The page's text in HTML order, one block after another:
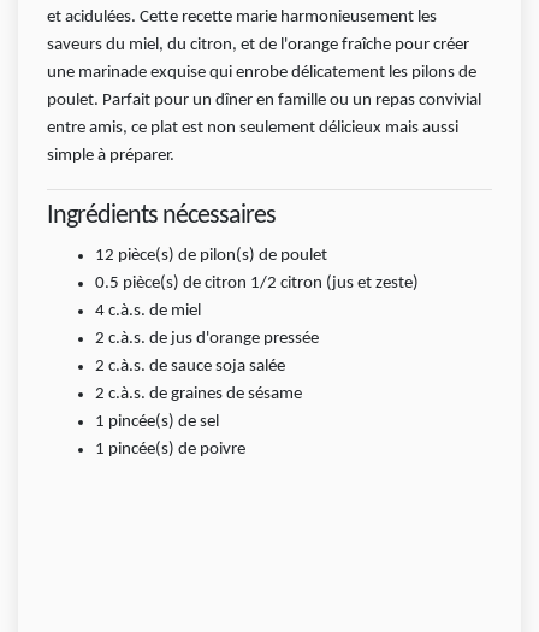
et acidulées. Cette recette marie harmonieusement les
saveurs du miel, du citron, et de l'orange fraîche pour créer
une marinade exquise qui enrobe délicatement les pilons de
poulet. Parfait pour un dîner en famille ou un repas convivial
entre amis, ce plat est non seulement délicieux mais aussi
simple à préparer.
Ingrédients nécessaires
12 pièce(s) de pilon(s) de poulet
0.5 pièce(s) de citron 1/2 citron (jus et zeste)
4 c.à.s. de miel
2 c.à.s. de jus d'orange pressée
2 c.à.s. de sauce soja salée
2 c.à.s. de graines de sésame
1 pincée(s) de sel
1 pincée(s) de poivre